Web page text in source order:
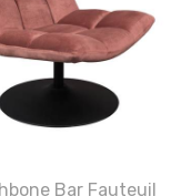
Bar Fauteuil